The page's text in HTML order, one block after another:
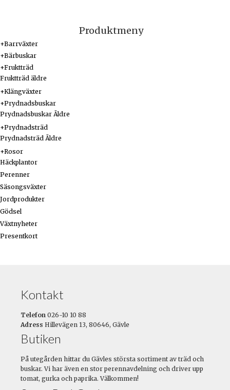
Produktmeny
+Barrväxter
+Bärbuskar
+Fruktträd
Fruktträd äldre
+Klängväxter
+Prydnadsbuskar
Prydnadsbuskar Äldre
+Prydnadsträd
Prydnadsträd Äldre
+Rosor
Häckplantor
Perenner
Säsongsväxter
Jordprodukter
Gödsel
Växtnyheter
Presentkort
Kontakt
Telefon 026-10 10 88
Adress Hillevägen 13, 80646, Gävle
Butiken
På utegården hittar du Gävles största sortiment av träd och
buskar. Vi har även en stor perennavdelning och driver upp
tomat, gurka och paprika. Välkommen!